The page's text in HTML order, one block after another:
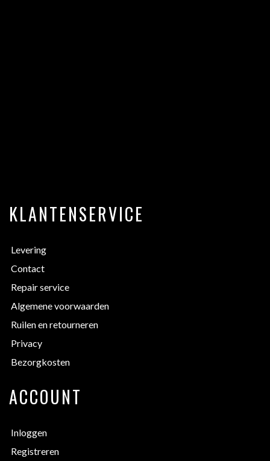
KLANTENSERVICE
Levering
Contact
Repair service
Algemene voorwaarden
Ruilen en retourneren
Privacy
Bezorgkosten
ACCOUNT
Inloggen
Registreren